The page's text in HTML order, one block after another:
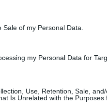
of my Personal Data.
my Personal Data for
Use, Retention, Sale,
Is Unrelated with the Purposes